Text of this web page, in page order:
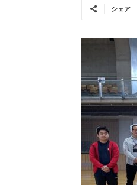
シェア